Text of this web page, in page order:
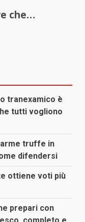
che…
tranexamico è
tutti vogliono
truffe in
difendersi
ottiene voti più
prepari con
completo e